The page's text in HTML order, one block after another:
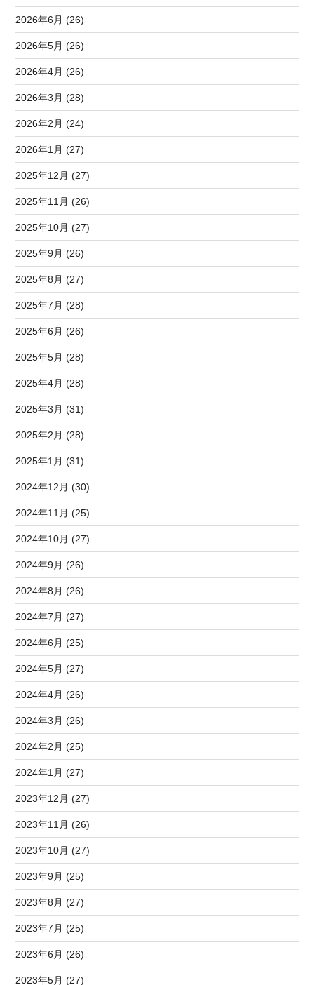
2026年6月 (26)
2026年5月 (26)
2026年4月 (26)
2026年3月 (28)
2026年2月 (24)
2026年1月 (27)
2025年12月 (27)
2025年11月 (26)
2025年10月 (27)
2025年9月 (26)
2025年8月 (27)
2025年7月 (28)
2025年6月 (26)
2025年5月 (28)
2025年4月 (28)
2025年3月 (31)
2025年2月 (28)
2025年1月 (31)
2024年12月 (30)
2024年11月 (25)
2024年10月 (27)
2024年9月 (26)
2024年8月 (26)
2024年7月 (27)
2024年6月 (25)
2024年5月 (27)
2024年4月 (26)
2024年3月 (26)
2024年2月 (25)
2024年1月 (27)
2023年12月 (27)
2023年11月 (26)
2023年10月 (27)
2023年9月 (25)
2023年8月 (27)
2023年7月 (25)
2023年6月 (26)
2023年5月 (27)